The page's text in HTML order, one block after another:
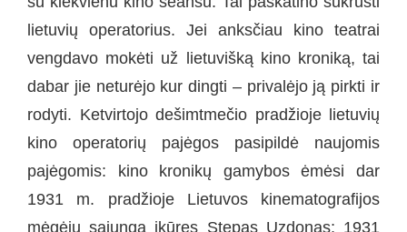
lietuvių operatorius. Jei anksčiau kino teatrai
vengdavo mokėti už lietuvišką kino kroniką, tai
dabar jie neturėjo kur dingti – privalėjo ją pirkti ir
rodyti. Ketvirtojo dešimtmečio pradžioje lietuvių
kino operatorių pajėgos pasipildė naujomis
pajėgomis: kino kronikų gamybos ėmėsi dar
1931 m. pradžioje Lietuvos kinematografijos
mėgėjų sąjungą įkūręs Stepas Uzdonas; 1931